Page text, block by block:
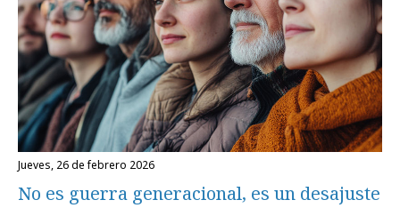
jueves, 26 de febrero 2026
No es guerra generacional, es un desajuste